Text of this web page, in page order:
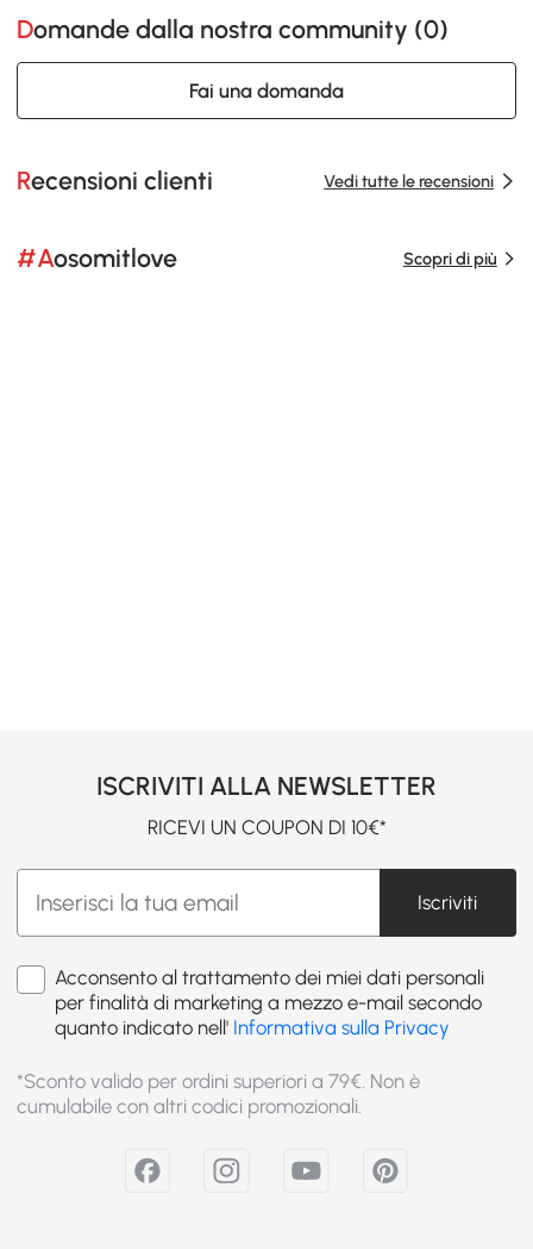
Domande dalla nostra community (0)
Fai una domanda
Recensioni clienti Vedi tutte le recensioni
#Aosomitlove Scopri di più
ISCRIVITI ALLA NEWSLETTER
RICEVI UN COUPON DI 10€*
Iscriviti
Acconsento al trattamento dei miei dati personali
per finalità di marketing a mezzo e-mail secondo
quanto indicato nell' Informativa sulla Privacy
*Sconto valido per ordini superiori a 79€. Non è
cumulabile con altri codici promozionali.